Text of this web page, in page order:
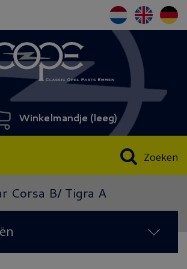
Winkelmandje (leeg)
Zoeken
Corsa B/ Tigra A
(18)